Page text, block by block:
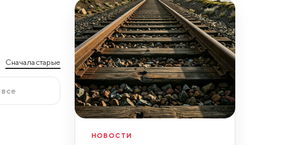
Сначала старые
НОВОСТИ